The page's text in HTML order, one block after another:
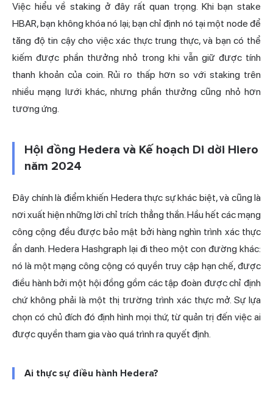
Việc hiểu về staking ở đây rất quan trọng. Khi bạn stake
HBAR, bạn không khóa nó lại; bạn chỉ định nó tại một node để
tăng độ tin cậy cho việc xác thực trung thực, và bạn có thể
kiếm được phần thưởng nhỏ trong khi vẫn giữ được tính
thanh khoản của coin. Rủi ro thấp hơn so với staking trên
nhiều mạng lưới khác, nhưng phần thưởng cũng nhỏ hơn
tương ứng.
Hội đồng Hedera và Kế hoạch Di dời Hiero
năm 2024
Đây chính là điểm khiến Hedera thực sự khác biệt, và cũng là
nơi xuất hiện những lời chỉ trích thẳng thắn. Hầu hết các mạng
công cộng đều được bảo mật bởi hàng nghìn trình xác thực
ẩn danh. Hedera Hashgraph lại đi theo một con đường khác:
nó là một mạng công cộng có quyền truy cập hạn chế, được
điều hành bởi một hội đồng gồm các tập đoàn được chỉ định
chứ không phải là một thị trường trình xác thực mở. Sự lựa
chọn có chủ đích đó định hình mọi thứ, từ quản trị đến việc ai
được quyền tham gia vào quá trình ra quyết định.
Ai thực sự điều hành Hedera?